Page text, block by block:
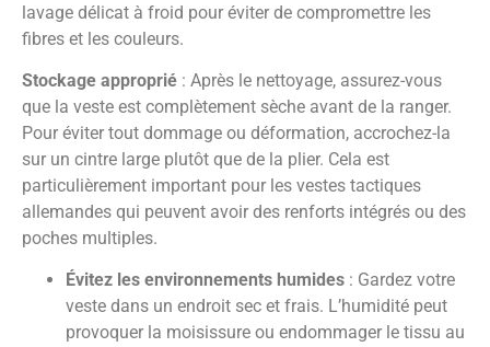
lavage délicat à froid pour éviter de compromettre les
fibres et les couleurs.
Stockage approprié : Après le nettoyage, assurez-vous
que la veste est complètement sèche avant de la ranger.
Pour éviter tout dommage ou déformation, accrochez-la
sur un cintre large plutôt que de la plier. Cela est
particulièrement important pour les vestes tactiques
allemandes qui peuvent avoir des renforts intégrés ou des
poches multiples.
Évitez les environnements humides : Gardez votre
veste dans un endroit sec et frais. L’humidité peut
provoquer la moisissure ou endommager le tissu au